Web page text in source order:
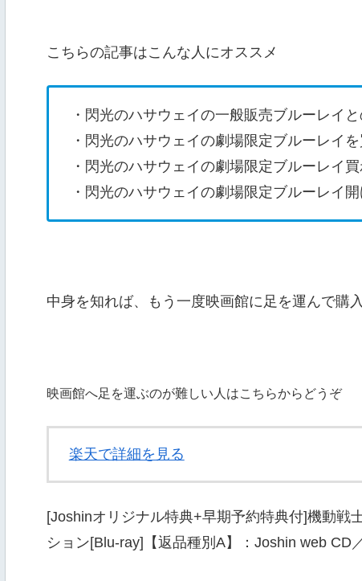
こちらの記事はこんな人にオススメ
・閃光のハサウェイの一般販売ブルーレイ
・閃光のハサウェイの劇場限定ブルーレイ
・閃光のハサウェイの劇場限定ブルーレイ
・閃光のハサウェイの劇場限定ブルーレイ
中身を知れば、もう一度映画館に足を運んで購
映画館へ足を運ぶのが難しい人はこちらからどうぞ
楽天で詳細を見る
[Joshinオリジナル特典+早期予約特典付]機動戦
ション[Blu-ray]【返品種別A】：Joshin web CD